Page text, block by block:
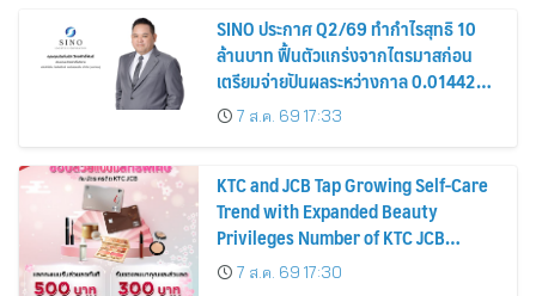
SINO ประกาศ Q2/69 ทำกำไรสุทธิ 10
ล้านบาท ฟื้นตัวแกร่งจากไตรมาสก่อน
เตรียมจ่ายปันผลระหว่างกาล 0.014423
บาทต่อหุ้น ครึ่งปีหลังมุ่งเติบโตต่อเนื่อง
7 ส.ค. 69 17:33
KTC and JCB Tap Growing Self-Care
Trend with Expanded Beauty
Privileges Number of KTC JCB
Cardmembers Spending on
Cosmetics Rises 26%
7 ส.ค. 69 17:30